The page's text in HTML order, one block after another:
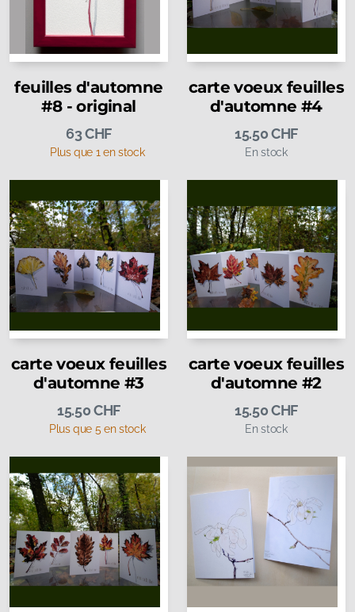
feuilles d'automne
#8 - original
63CHF
Plus que 1 en stock
carte voeux feuilles
d'automne #4
15.50CHF
En stock
carte voeux feuilles
d'automne #3
15.50CHF
Plus que 5 en stock
carte voeux feuilles
d'automne #2
15.50CHF
En stock